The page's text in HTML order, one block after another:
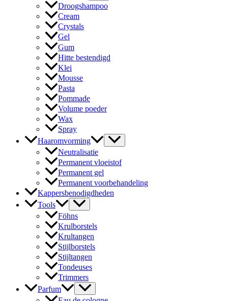
Droogshampoo
Cream
Crystals
Gel
Gum
Hitte bestendigd
Klei
Mousse
Pasta
Pommade
Volume poeder
Wax
Spray
Haaromvorming
Neutralisatie
Permanent vloeistof
Permanent gel
Permanent voorbehandeling
Kappersbenodigdheden
Tools
Föhns
Krulborstels
Krultangen
Stijlborstels
Stijltangen
Tondeuses
Trimmers
Parfum